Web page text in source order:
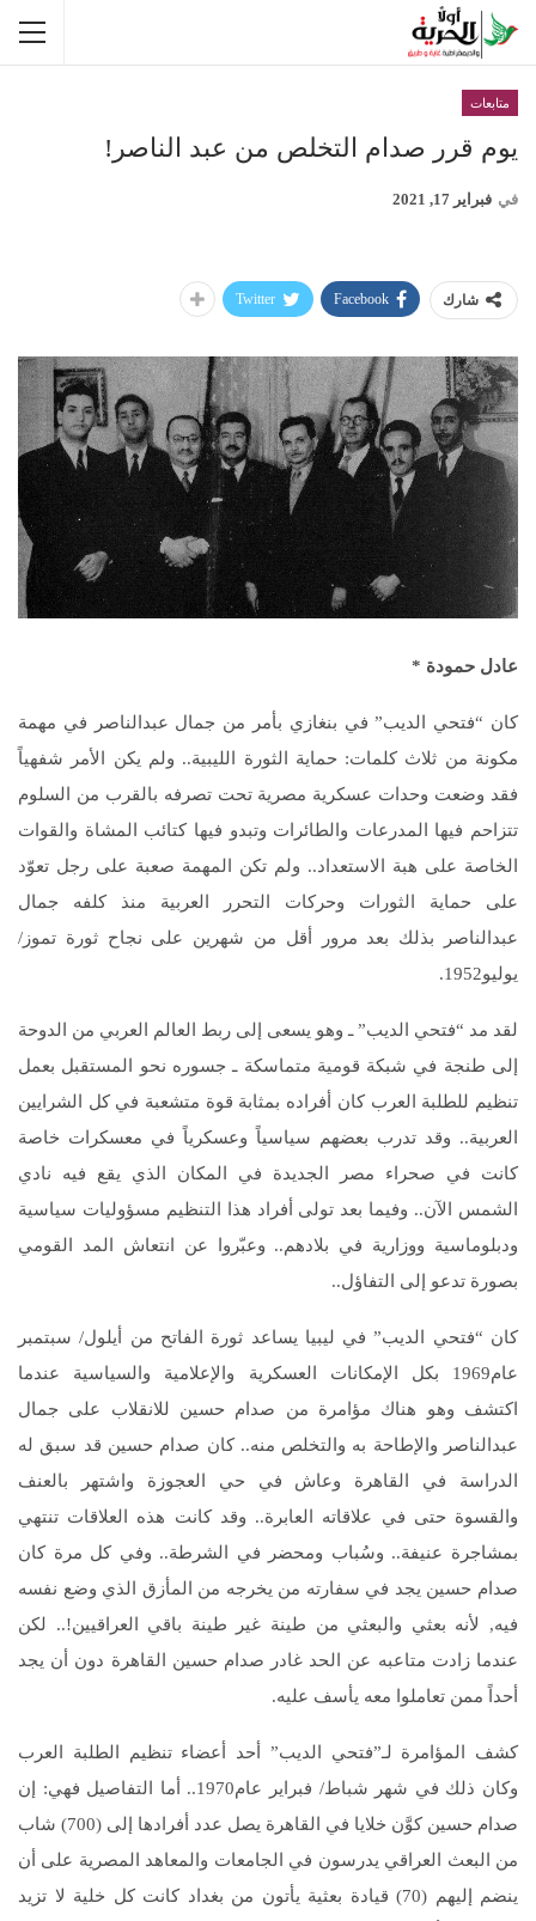
متابعات
يوم قرر صدام التخلص من عبد الناصر‏!‏
في فبراير 17, 2021
شارك Facebook
Twitter
عادل حمودة *
كان “فتحي الديب” في بنغازي بأمر من جمال عبدالناصر في مهمة
مكونة من ثلاث كلمات‏:‏ حماية الثورة الليبية‏..‏ ولم يكن الأمر شفهياً
فقد وضعت وحدات عسكرية مصرية تحت تصرفه بالقرب من السلوم
تتزاحم فيها المدرعات والطائرات وتبدو فيها كتائب المشاة والقوات
الخاصة على هبة الاستعداد‏..‏ ولم تكن المهمة صعبة على رجل تعوّد
على حماية الثورات وحركات التحرر العربية منذ كلفه جمال
عبدالناصر بذلك بعد مرور أقل من شهرين على نجاح ثورة تموز/
يوليو‏1952.‏
لقد مد “فتحي الديب” ـ وهو يسعى إلى ربط العالم العربي من الدوحة
إلى طنجة في شبكة قومية متماسكة ـ جسوره نحو المستقبل بعمل
تنظيم للطلبة العرب كان أفراده بمثابة قوة متشعبة في كل الشرايين
العربية‏..‏ وقد تدرب بعضهم سياسياً وعسكرياً في معسكرات خاصة
كانت في صحراء مصر الجديدة في المكان الذي يقع فيه نادي
الشمس الآن‏..‏ وفيما بعد تولى أفراد هذا التنظيم مسؤوليات سياسية
ودبلوماسية ووزارية في بلادهم‏..‏ وعبّروا عن انتعاش المد القومي
بصورة تدعو إلى التفاؤل‏..‏
كان “فتحي الديب” في ليبيا يساعد ثورة الفاتح من أيلول/ سبتمبر
عام‏1969‏ بكل الإمكانات العسكرية والإعلامية والسياسية عندما
اكتشف وهو هناك مؤامرة من صدام حسين للانقلاب على جمال
عبدالناصر والإطاحة به والتخلص منه‏..‏ كان صدام حسين قد سبق له
الدراسة في القاهرة وعاش في حي العجوزة واشتهر بالعنف
والقسوة حتى في علاقاته العابرة‏..‏ وقد كانت هذه العلاقات تنتهي
بمشاجرة عنيفة‏..‏ وسُباب ومحضر في الشرطة‏..‏ وفي كل مرة كان
صدام حسين يجد في سفارته من يخرجه من المأزق الذي وضع نفسه
فيه‏,‏ لأنه بعثي والبعثي من طينة غير طينة باقي العراقيين‏!..‏ لكن
عندما زادت متاعبه عن الحد غادر صدام حسين القاهرة دون أن يجد
أحداً ممن تعاملوا معه يأسف عليه‏.‏
كشف المؤامرة لـ”فتحي الديب” أحد أعضاء تنظيم الطلبة العرب
وكان ذلك في شهر شباط/ فبراير عام‏1970..‏ أما التفاصيل فهي‏:‏ إن
صدام حسين كوَّن خلايا في القاهرة يصل عدد أفرادها إلى ‏(700)‏ شاب
من البعث العراقي يدرسون في الجامعات والمعاهد المصرية على أن
ينضم إليهم‏ (70)‏ قيادة بعثية يأتون من بغداد كانت كل خلية لا تزيد